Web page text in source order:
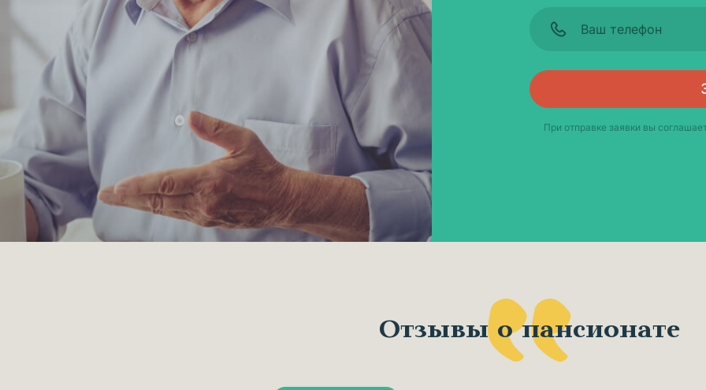
При отправке заявки вы
Отзывы о пансионате